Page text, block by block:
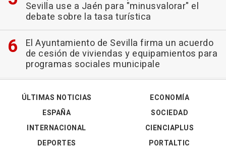
Sevilla use a Jaén para "minusvalorar" el
debate sobre la tasa turística
El Ayuntamiento de Sevilla firma un acuerdo
de cesión de viviendas y equipamientos para
programas sociales municipale
ÚLTIMAS NOTICIAS
ESPAÑA
INTERNACIONAL
DEPORTES
ECONOMÍA
SOCIEDAD
CIENCIAPLUS
PORTALTIC